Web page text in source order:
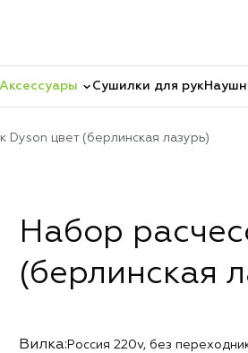
Аксессуары Сушилки для рук
Dyson цвет (берлинская лазурь)
Набор
(берлинская
Вилка: Россия 220v, без